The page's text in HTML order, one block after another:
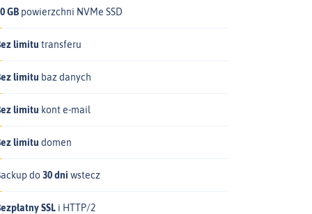
GB powierzchni NVMe SSD
limitu transferu
limitu baz danych
limitu kont e‑mail
limitu domen
do30 dni wstecz
SSL i HTTP/2